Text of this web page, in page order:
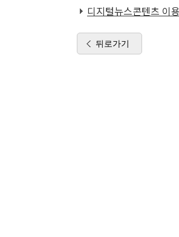
디지털뉴스콘텐츠 이
뒤로가기